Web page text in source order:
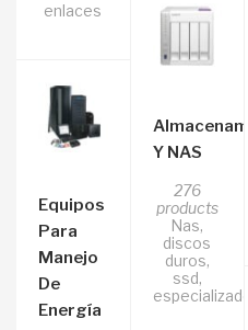
enlaces
Equipos
Para
Manejo
De
Energía
Y NAS
276
products
Nas,
discos
duros,
ssd,